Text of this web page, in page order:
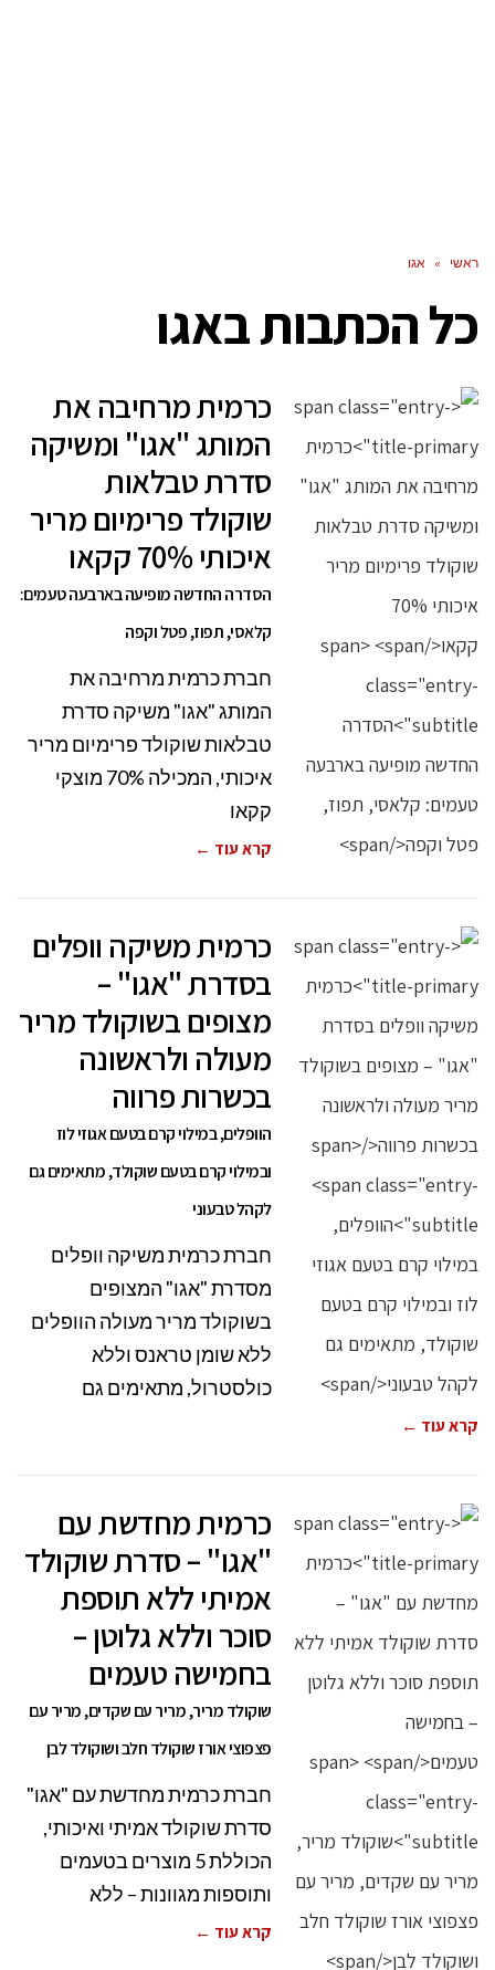
ראשי » אגו
כל הכתבות באגו
כרמית מרחיבה את
המותג "אגו" ומשיקה
סדרת טבלאות
שוקולד פרימיום מריר
איכותי 70% קקאו
הסדרה החדשה מופיעה בארבעה טעמים:
קלאסי, תפוז, פטל וקפה
חברת כרמית מרחיבה את
המותג "אגו" משיקה סדרת
טבלאות שוקולד פרימיום מריר
איכותי, המכילה 70% מוצקי
קקאו
קרא עוד ←
כרמית משיקה וופלים
בסדרת "אגו" –
מצופים בשוקולד מריר
מעולה ולראשונה
בכשרות פרווה
הוופלים, במילוי קרם בטעם אגוזי לוז
ובמילוי קרם בטעם שוקולד, מתאימים גם
לקהל טבעוני
חברת כרמית משיקה וופלים
מסדרת "אגו" המצופים
בשוקולד מריר מעולה הוופלים
ללא שומן טראנס וללא
כולסטרול, מתאימים גם
קרא עוד ←
כרמית מחדשת עם
"אגו" – סדרת שוקולד
אמיתי ללא תוספת
סוכר וללא גלוטן –
בחמישה טעמים
שוקולד מריר, מריר עם שקדים, מריר עם
פצפוצי אורז שוקולד חלב ושוקולד לבן
חברת כרמית מחדשת עם "אגו"
סדרת שוקולד אמיתי ואיכותי,
הכוללת 5 מוצרים בטעמים
ותוספות מגוונות – ללא
קרא עוד ←